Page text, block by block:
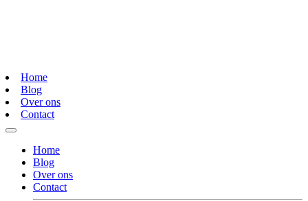
Home
Blog
Over ons
Contact
Home
Blog
Over ons
Contact